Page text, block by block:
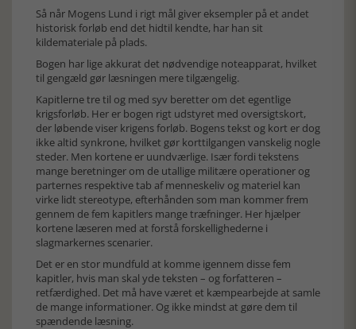
Så når Mogens Lund i rigt mål giver eksempler på et andet
historisk forløb end det hidtil kendte, har han sit
kildemateriale på plads.
Bogen har lige akkurat det nødvendige noteapparat, hvilket
til gengæld gør læsningen mere tilgængelig.
Kapitlerne tre til og med syv beretter om det egentlige
krigsforløb. Her er bogen rigt udstyret med oversigtskort,
der løbende viser krigens forløb. Bogens tekst og kort er dog
ikke altid synkrone, hvilket gør korttilgangen vanskelig nogle
steder. Men kortene er uundværlige. Især fordi tekstens
mange beretninger om de utallige militære operationer og
parternes respektive tab af menneskeliv og materiel kan
virke lidt stereotype, efterhånden som man kommer frem
gennem de fem kapitlers mange træfninger. Her hjælper
kortene læseren med at forstå forskellighederne i
slagmarkernes scenarier.
Det er en stor mundfuld at komme igennem disse fem
kapitler, hvis man skal yde teksten – og forfatteren –
retfærdighed. Det må have været et kæmpearbejde at samle
de mange informationer. Og ikke mindst at gøre dem til
spændende læsning.